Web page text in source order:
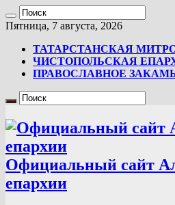
Пятница, 7 августа, 2026
ТАТАРСТАНСКАЯ
ЧИСТОПОЛЬСКАЯ
ПРАВОСЛАВНОЕ
Официальный сайт
епархии